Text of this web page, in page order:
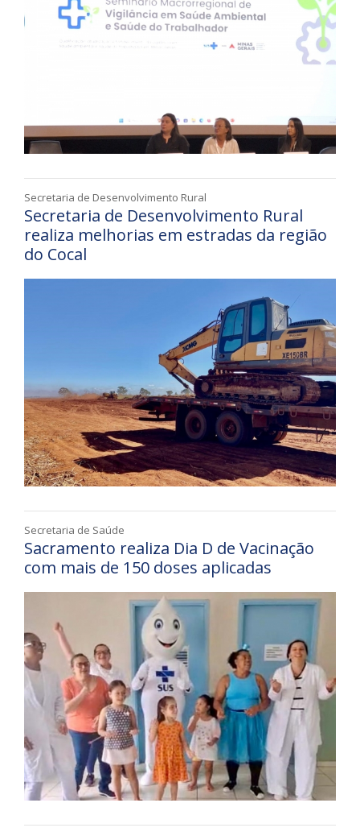
Secretaria de Desenvolvimento Rural
Secretaria de Desenvolvimento Rural
realiza melhorias em estradas da região
do Cocal
Secretaria de Saúde
Sacramento realiza Dia D de Vacinação
com mais de 150 doses aplicadas